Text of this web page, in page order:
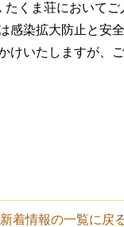
くま荘において
感染拡大防止と安
けいたしますが、
着情報の一覧に戻